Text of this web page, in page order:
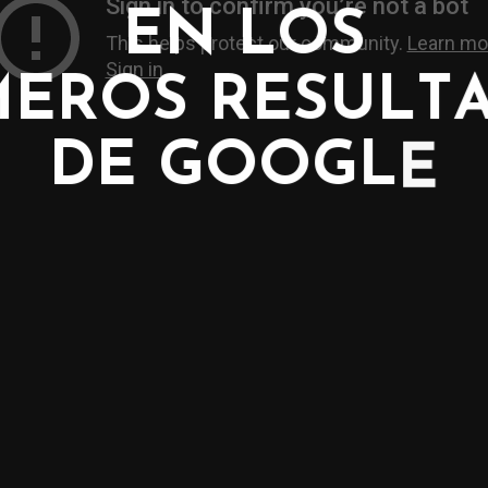
TU WE
EN L O
PRIMEROS RES
DE GO OG